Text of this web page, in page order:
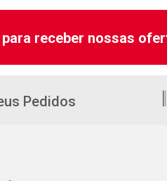
receber nossas
Pedidos